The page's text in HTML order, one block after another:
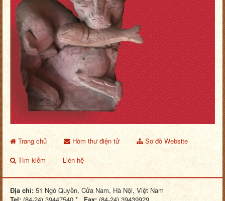
Trang chủ Hòm thư điện tử
Sơ đồ Website
Tìm kiếm
Liên hệ
Địa chỉ: 51 Ngô Quyền, Cửa Nam, Hà Nội, Việt Nam